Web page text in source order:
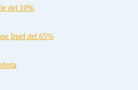
del 10%
Irpef del 65%